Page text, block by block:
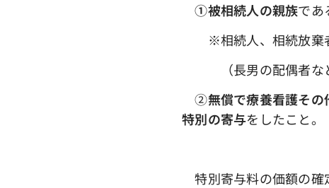
①被相続人の親族であ
※相続人、相続放棄者
（長男の配偶者など
➁無償で療養看護そ
特別の寄与をしたこと。
特別寄与料の価額の確